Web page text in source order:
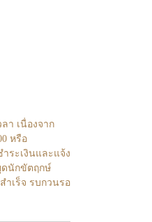
า เนื่องจาก
หรือ
ำระเงินและแจ้ง
ดนักขัตฤกษ์
ำเร็จ รบกวนรอ